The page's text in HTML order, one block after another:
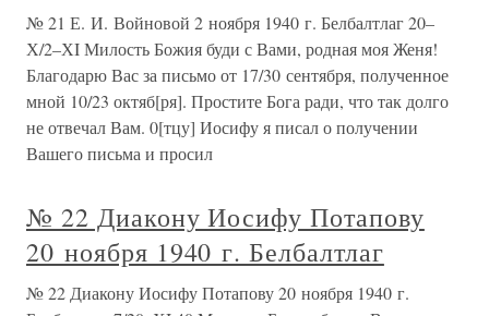
№ 21 Е. И. Войновой 2 ноября 1940 г. Белбалтлаг 20–
Х/2–ХI Милость Божия буди с Вами, родная моя Женя!
Благодарю Вас за письмо от 17/30 сентября, полученное
мной 10/23 октяб[ря]. Простите Бога ради, что так долго
не отвечал Вам. 0[тцу] Иосифу я писал о получении
Вашего письма и просил
№ 22 Диакону Иосифу Потапову
20 ноября 1940 г. Белбалтлаг
№ 22 Диакону Иосифу Потапову 20 ноября 1940 г.